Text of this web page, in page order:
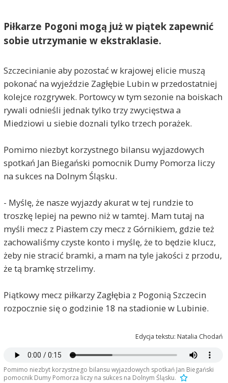
Piłkarze Pogoni mogą już w piątek zapewnić
sobie utrzymanie w ekstraklasie.
Szczecinianie aby pozostać w krajowej elicie muszą
pokonać na wyjeździe Zagłębie Lubin w przedostatniej
kolejce rozgrywek. Portowcy w tym sezonie na boiskach
rywali odnieśli jednak tylko trzy zwycięstwa a
Miedziowi u siebie doznali tylko trzech porażek.
Pomimo niezbyt korzystnego bilansu wyjazdowych
spotkań Jan Biegański pomocnik Dumy Pomorza liczy
na sukces na Dolnym Śląsku.
- Myślę, że nasze wyjazdy akurat w tej rundzie to
troszkę lepiej na pewno niż w tamtej. Mam tutaj na
myśli mecz z Piastem czy mecz z Górnikiem, gdzie też
zachowaliśmy czyste konto i myślę, że to będzie klucz,
żeby nie stracić bramki, a mam na tyle jakości z przodu,
że tą bramkę strzelimy.
Piątkowy mecz piłkarzy Zagłębia z Pogonią Szczecin
rozpocznie się o godzinie 18 na stadionie w Lubinie.
Edycja tekstu: Natalia Chodań
Pomimo niezbyt korzystnego bilansu wyjazdowych spotkań Jan Biegański
pomocnik Dumy Pomorza liczy na sukces na Dolnym Śląsku.